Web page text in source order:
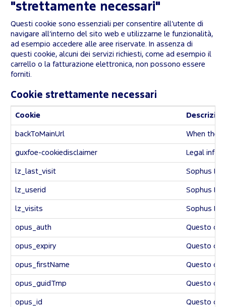
"strettamente necessari"
Questi cookie sono essenziali per consentire all’utente di
navigare all’interno del sito web e utilizzarne le funzionalità,
ad esempio accedere alle aree riservate. In assenza di
questi cookie, alcuni dei servizi richiesti, come ad esempio il
carrello o la fatturazione elettronica, non possono essere
forniti.
Cookie strettamente necessari
Cookie
backToMainUrl When the
guxfoe-cookiedisclaimer Legal
lz_last_visit Sophus
lz_userid Sophus
lz_visits Sophus
opus_auth Questo
opus_expiry Questo
opus_firstName Questo
opus_guidTmp Questo
opus_id Questo